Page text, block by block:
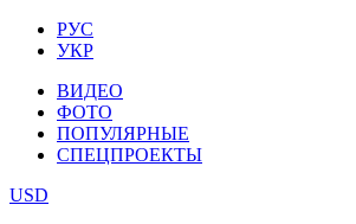
РУС
УКР
ВИДЕО
ФОТО
ПОПУЛЯРНЫЕ
СПЕЦПРОЕКТЫ
USD